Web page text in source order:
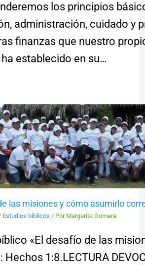
los principios
administración, cuidado y
finanzas que nuestro
establecido en su…
las misiones y cómo asumirlo
Estudios bíblicos / Por Margarita Gomera
«El desafío de las
Hechos 1:8.LECTURA